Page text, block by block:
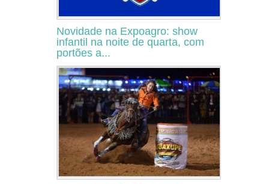
Novidade na Expoagro: show
infantil na noite de quarta, com
portões a...